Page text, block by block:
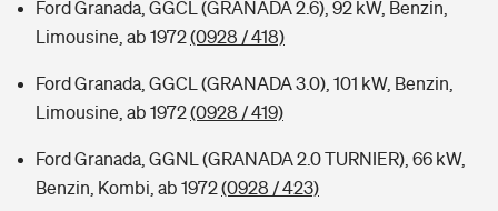
Ford Granada, GGCL (GRANADA 2.6), 92 kW, Benzin,
Limousine, ab 1972(0928 / 418)
Ford Granada, GGCL (GRANADA 3.0), 101 kW, Benzin,
Limousine, ab 1972(0928 / 419)
Ford Granada, GGNL (GRANADA 2.0 TURNIER), 66 kW,
Benzin, Kombi, ab 1972(0928 / 423)